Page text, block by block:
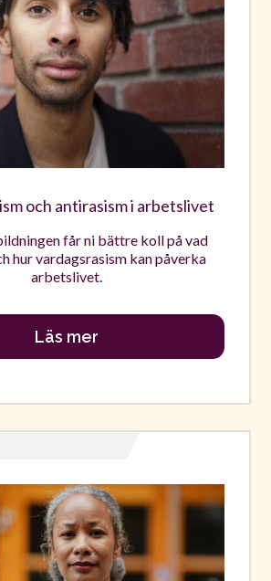
och antirasism i arbetslivet
får ni bättre koll på vad
hur vardagsrasism kan påverka
arbetslivet.
Läs mer